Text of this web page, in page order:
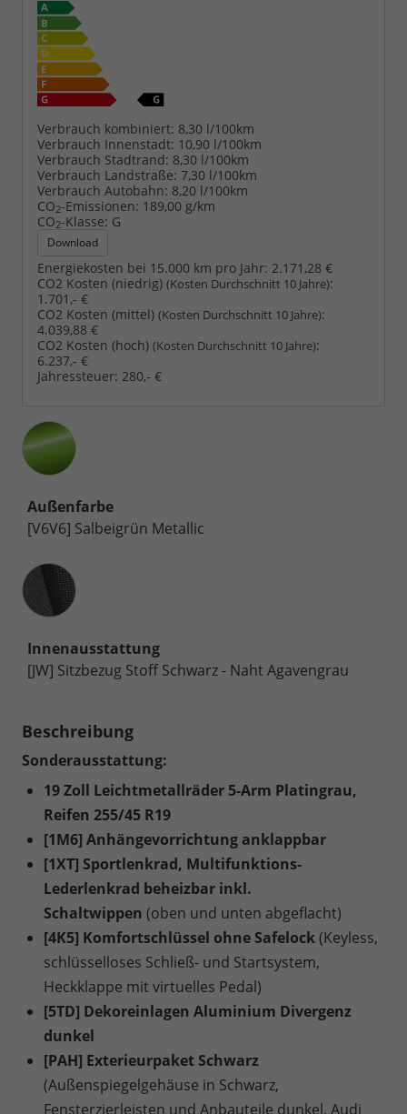
Verbrauch kombiniert: 8,30 l/100km
Verbrauch Innenstadt: 10,90 l/100km
Verbrauch Stadtrand: 8,30 l/100km
Verbrauch Landstraße: 7,30 l/100km
Verbrauch Autobahn: 8,20 l/100km
CO2-Emissionen: 189,00 g/km
CO2-Klasse: G
Download
Energiekosten bei 15.000 km pro Jahr: 2.171,28 €
CO2 Kosten (niedrig) (Kosten Durchschnitt 10 Jahre):
1.701,- €
CO2 Kosten (mittel) (Kosten Durchschnitt 10 Jahre):
4.039,88 €
CO2 Kosten (hoch) (Kosten Durchschnitt 10 Jahre):
6.237,- €
Jahressteuer: 280,- €
Außenfarbe
[V6V6] Salbeigrün Metallic
Innenausstattung
Innenausstattung
[JW] Sitzbezug Stoff Schwarz - Naht Agavengrau
Beschreibung
Sonderausstattung:
19 Zoll Leichtmetallräder 5-Arm Platingrau,
Reifen 255/45 R19
[1M6] Anhängevorrichtung anklappbar
[1XT] Sportlenkrad, Multifunktions-
Lederlenkrad beheizbar inkl.
Schaltwippen (oben und unten abgeflacht)
[4K5] Komfortschlüssel ohne Safelock(Keyless,
schlüsselloses Schließ- und Startsystem,
Heckklappe mit virtuelles Pedal)
[5TD] Dekoreinlagen Aluminium Divergenz
dunkel
[PAH] Exterieurpaket Schwarz
(Außenspiegelgehäuse in Schwarz,
Fensterzierleisten und Anbauteile dunkel, Audi